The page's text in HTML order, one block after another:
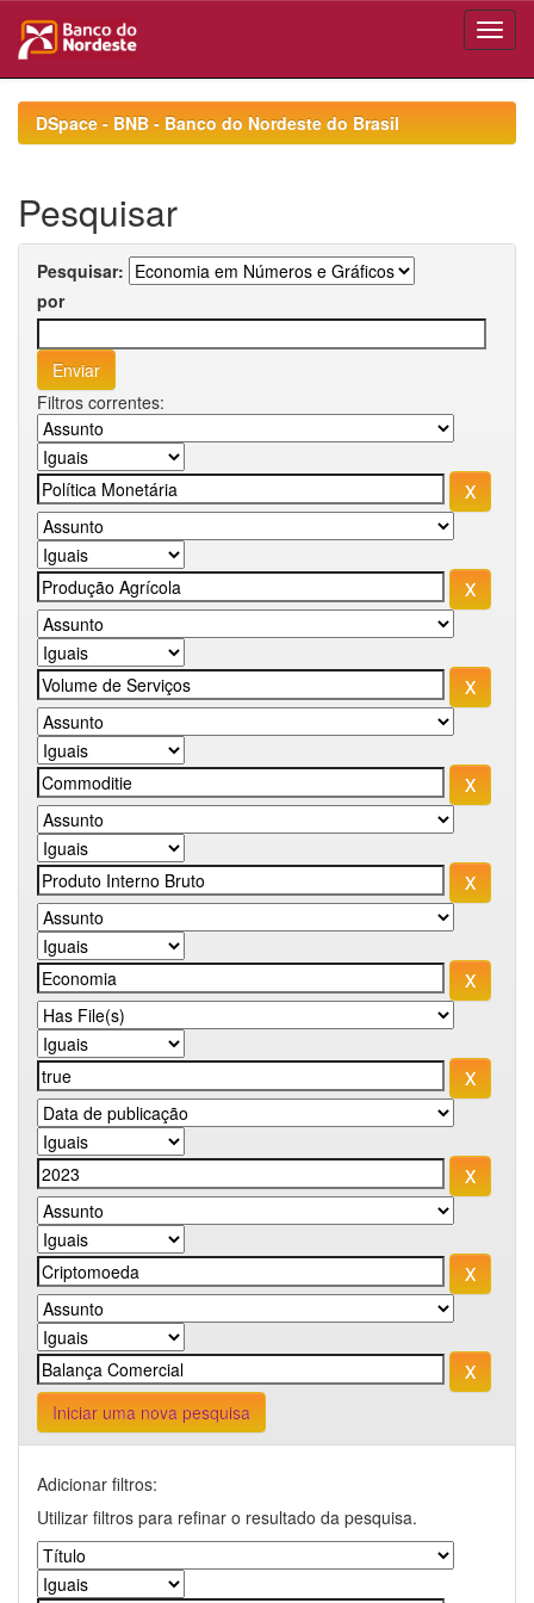
navigationDSpace - BNB - Banco do Nordeste do Brasil
Pesquisar
Pesquisar:
por
Filtros correntes:
Iniciar uma nova pesquisa
Adicionar filtros:
Utilizar filtros para refinar o resultado da pesquisa.